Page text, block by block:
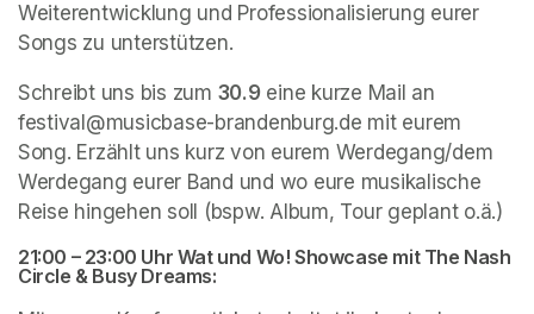
Weiterentwicklung und Professionalisierung eurer
Songs zu unterstützen.
Schreibt uns bis zum 30.9 eine kurze Mail an
festival@musicbase-brandenburg.de mit eurem
Song. Erzählt uns kurz von eurem Werdegang/dem
Werdegang eurer Band und wo eure musikalische
Reise hingehen soll (bspw. Album, Tour geplant o.ä.)
21:00 – 23:00 Uhr Wat und Wo! Showcase mit The Nash
Circle & Busy Dreams: